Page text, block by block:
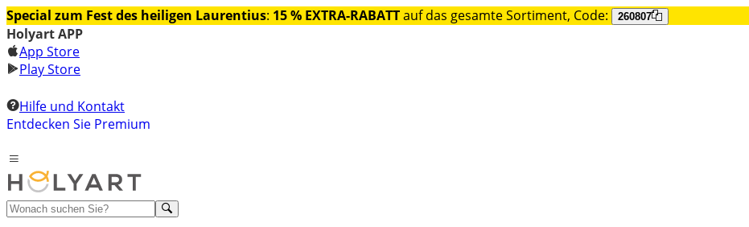
Special zum Fest des heiligen Laurentius: 15 % EXTRA-RABATTauf das gesamte Sortiment, Code: 260807
Holyart APP
App Store
Play Store
Hilfe und Kontakt
Entdecken Sie Premium